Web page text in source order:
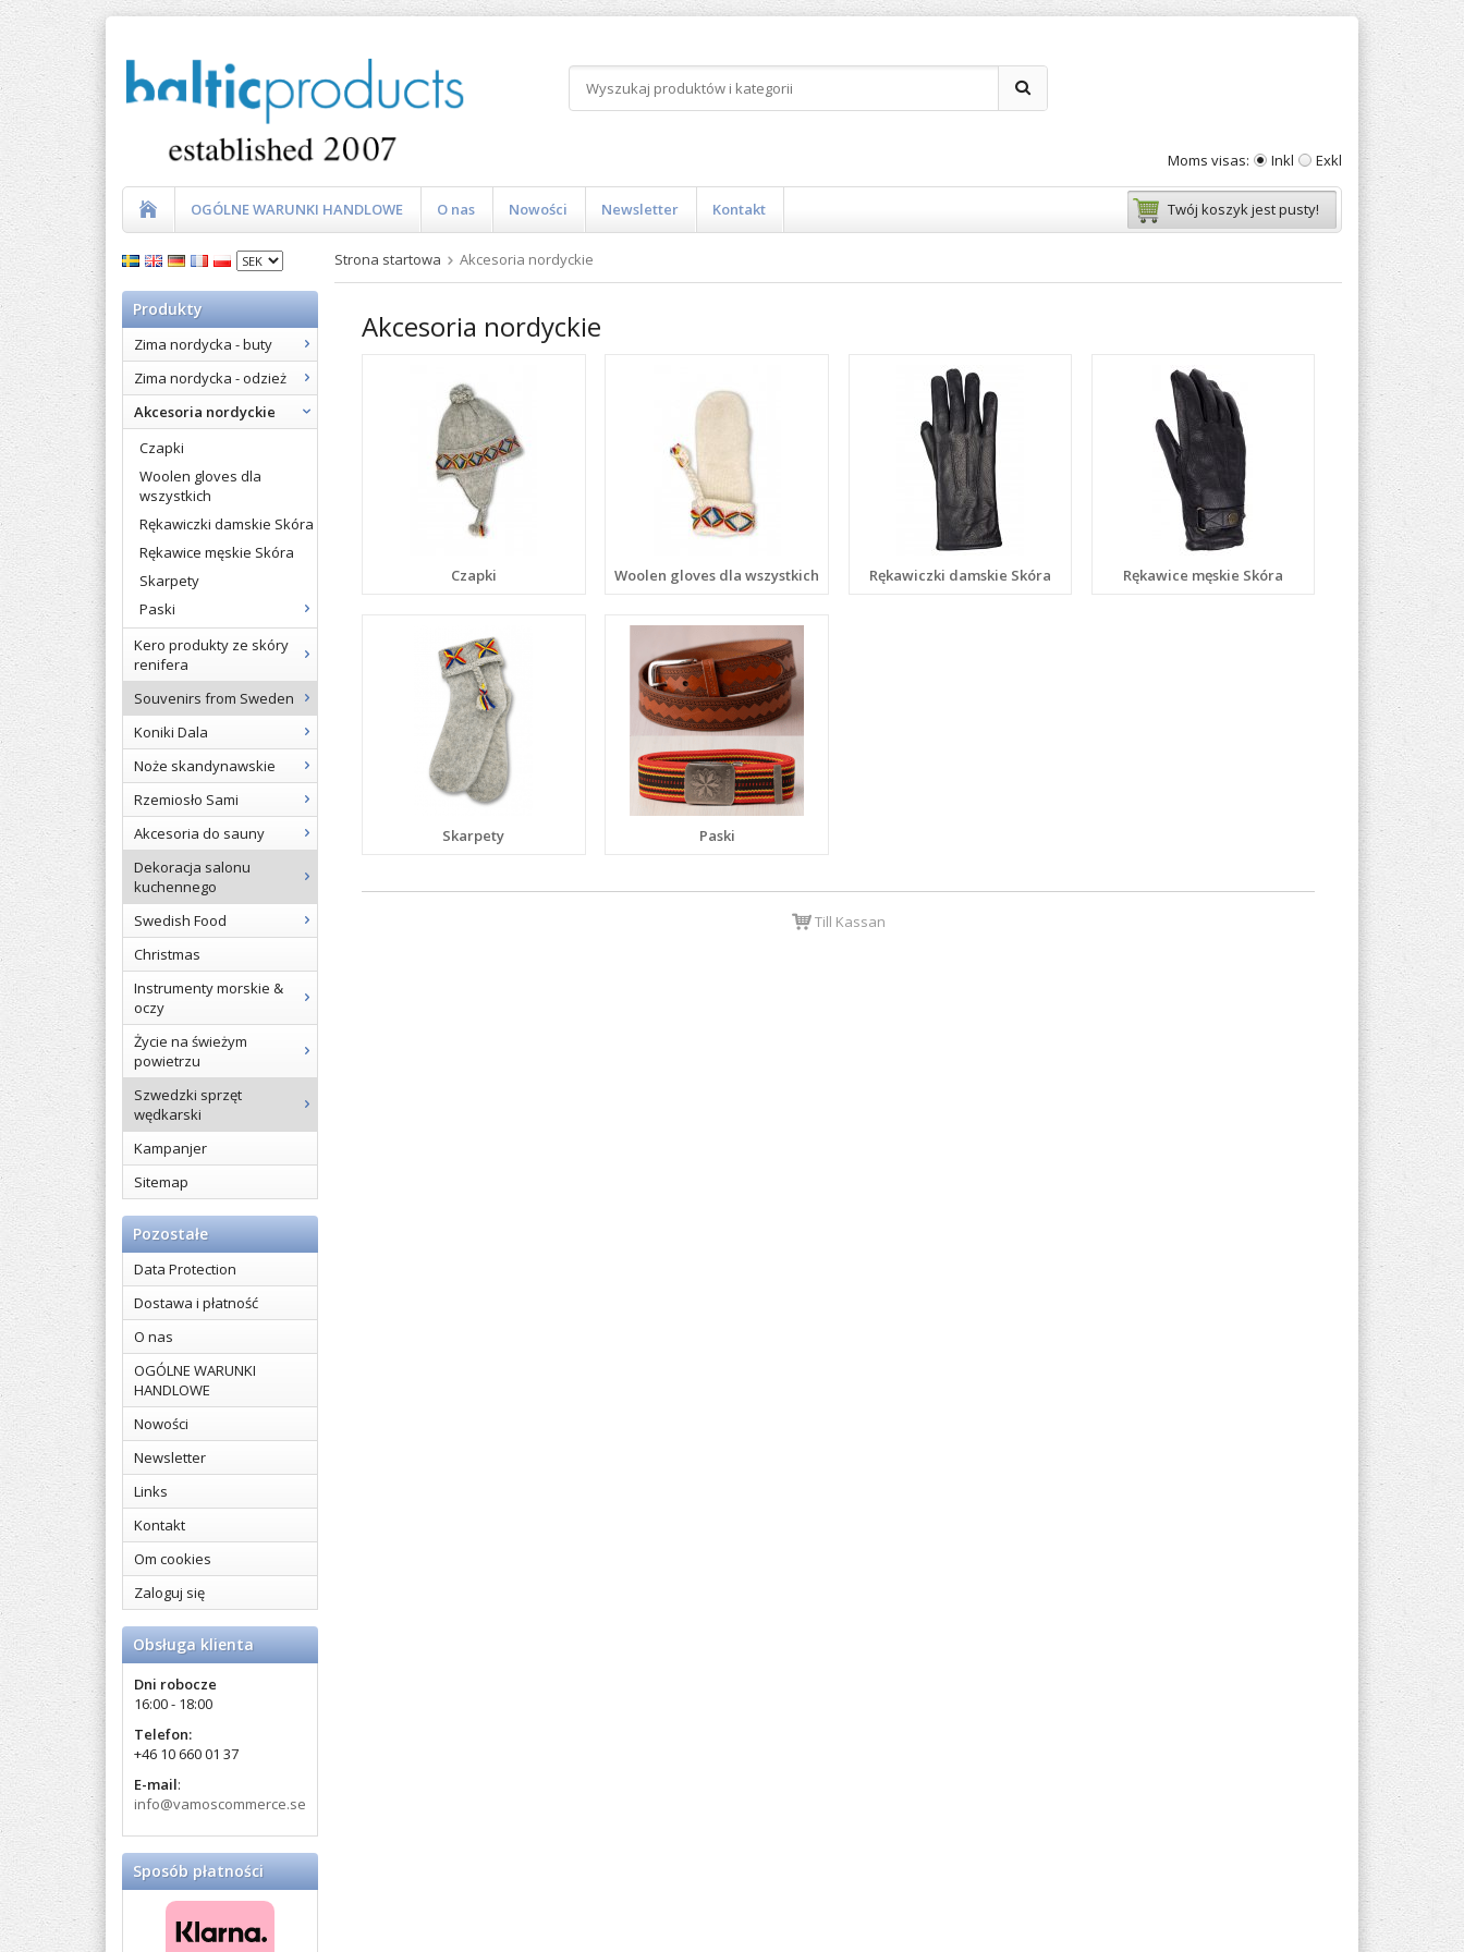
Moms visas: Inkl Exkl
OGÓLNE WARUNKI HANDLOWE O nas Nowości Newsletter Kontakt Twój koszyk jest pusty!
Produkty
Zima nordycka - buty
Zima nordycka - odzież
Akcesoria nordyckie
Czapki
Woolen gloves dla
wszystkich
Rękawiczki damskie Skóra
Rękawice męskie Skóra
Skarpety
Paski
Kero produkty ze skóry
renifera
Souvenirs from Sweden
Koniki Dala
Noże skandynawskie
Rzemiosło Sami
Akcesoria do sauny
Dekoracja salonu
kuchennego
Swedish Food
Christmas
Instrumenty morskie &
oczy
Życie na świeżym
powietrzu
Szwedzki sprzęt
wędkarski
Kampanjer
Sitemap
Pozostałe
Data Protection
Dostawa i płatność
O nas
OGÓLNE WARUNKI
HANDLOWE
Nowości
Newsletter
Links
Kontakt
Om cookies
Zaloguj się
Obsługa klienta
Dni robocze
16:00 - 18:00
Telefon:
+46 10 660 01 37
E-mail:
info@vamoscommerce.se
Sposób płatności
Strona startowa Akcesoria nordyckie
Akcesoria nordyckie
Czapki Woolen gloves dla wszystkich Rękawiczki damskie Skóra Rękawice męskie Skóra
Skarpety Paski
Till Kassan